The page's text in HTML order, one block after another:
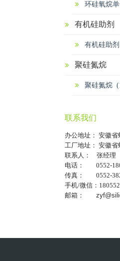
环硅氧烷
有机硅助剂
有机硅助
聚硅氮烷
聚硅氮烷
联系我们
办公地址： 安徽
工厂地址： 安徽
联系人： 张经理
电话： 0552-
传真： 0552-
手机/微信：
邮箱：